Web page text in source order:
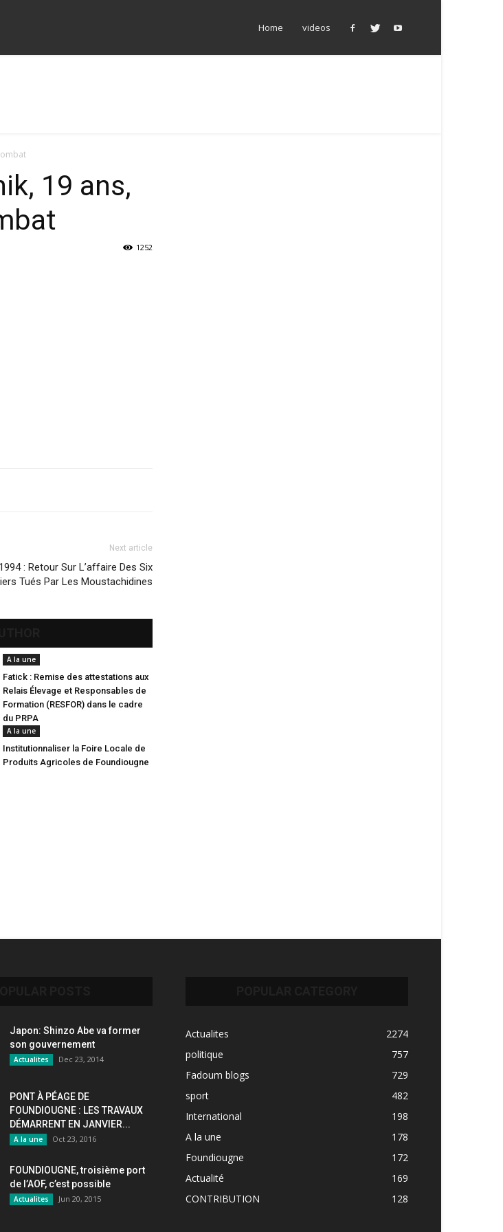
Home videos
19 ans,
1252
Next article
: Retour Sur L’affaire Des Six
Tués Par Les Moustachidines
A la une
Fatick : Remise des attestations aux
Relais Élevage et Responsables de
Formation (RESFOR) dans le cadre
du PRPA
A la une
Institutionnaliser la Foire Locale de
Produits Agricoles de Foundiougne
Japon: Shinzo Abe va former
son gouvernement
Actualites Dec 23, 2014
PONT À PÉAGE DE
FOUNDIOUGNE : LES TRAVAUX
DÉMARRENT EN JANVIER...
A la une Oct 23, 2016
FOUNDIOUGNE, troisième port
de l’AOF, c’est possible
Actualites Jun 20, 2015
Actualites
2274
politique
757
Fadoum blogs
729
sport
482
International
198
A la une
178
Foundiougne
172
Actualité
169
CONTRIBUTION
128